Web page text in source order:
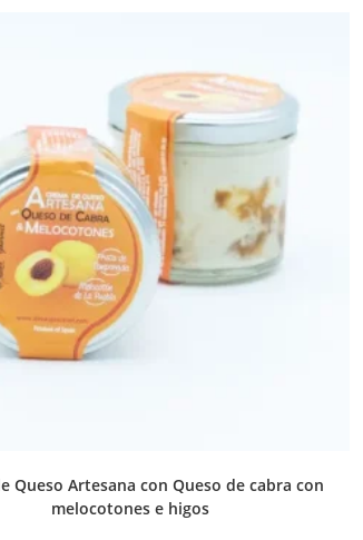
Queso Artesana con Queso de cabra con
melocotones e higos